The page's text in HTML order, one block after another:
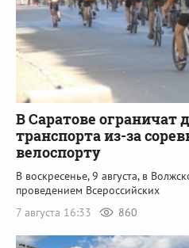
В Саратове ограничат
транспорта из-за
велоспорту
В воскресенье, 9 августа, в
проведением Всероссийских
7 августа 16:33
860